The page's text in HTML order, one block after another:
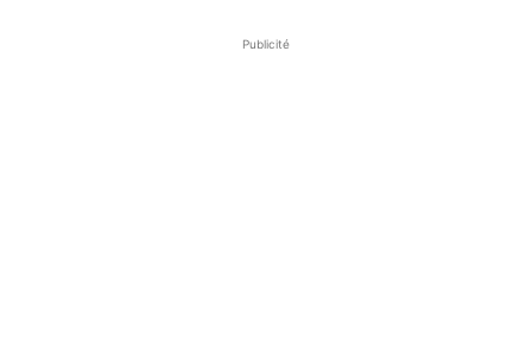
Publicité